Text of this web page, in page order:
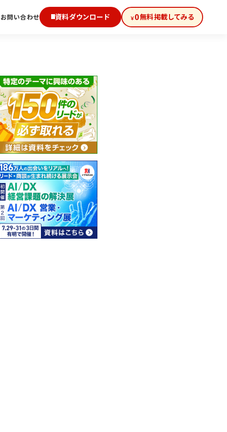
お問い合わせ 資料ダウンロード ￥0無料掲載してみる